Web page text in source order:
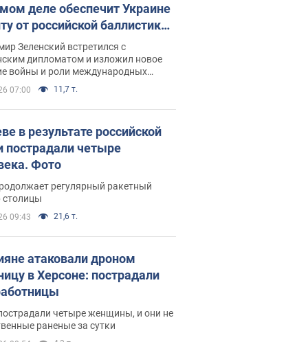
деле обеспечит Украине
от российской баллистики.
с Безсмертным
Зеленский встретился с
дипломатом и изложил новое
войны и роли международных
в борьбе с Россией
07:00 11,7 т.
в результате российской
пострадали четыре
Фото
регулярный ракетный
столицы
09:43 21,6 т.
атаковали дроном
в Херсоне: пострадали
четыре женщины, и они не
раненые за сутки